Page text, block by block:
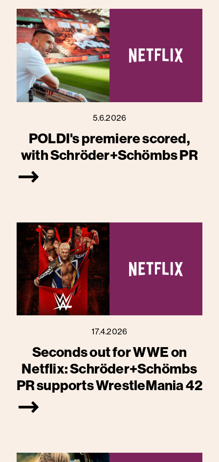
Comedy-Formate sowie Mobile
Games und Live-Programme in
zahlreichen Sprachen. Mitglieder
können die Wiedergabe der Inhalte
jederzeit und überall unbegrenzt
starten, unterbrechen und
fortsetzen sowie ihr Abo zu jedem
Zeitpunkt ändern.
5.6.2026
POLDI's premiere scored,
with Schröder+Schömbs PR
17.4.2026
Seconds out for WWE on
Netflix: Schröder+Schömbs
PR supports WrestleMania 42